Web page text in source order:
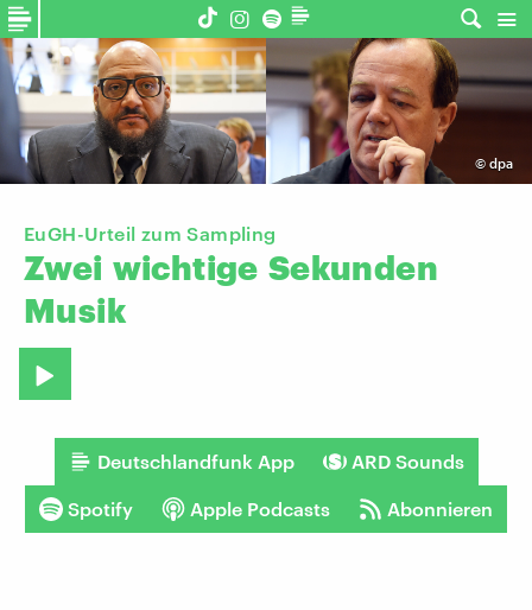
© dpa
EuGH-Urteil zum Sampling
Zwei wichtige Sekunden
Musik
Deutschlandfunk App ARD Sounds
Spotify Apple Podcasts Abonnieren